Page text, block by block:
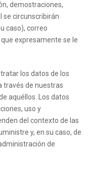
demostraciones,
se circunscribirán
caso), correo
expresamente se le
los datos de los
través de nuestras
aquéllos. Los datos
uso y
del contexto de las
y, en su caso, de
de